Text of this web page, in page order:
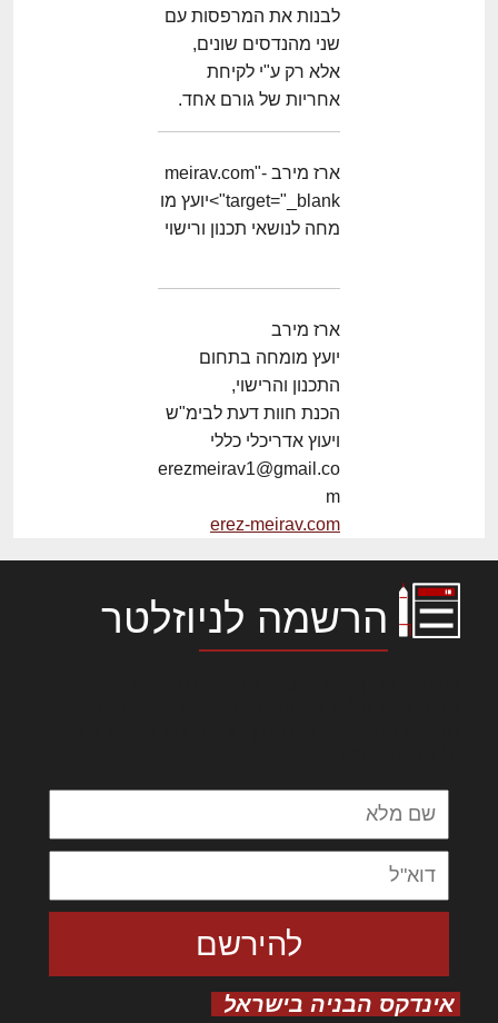
לבנות את המרפסות עם
שני מהנדסים שונים,
אלא רק ע"י לקיחת
אחריות של גורם אחד.
ארז מירב -meirav.com"
target="_blank">יועץ מו
מחה לנושאי תכנון ורישוי
ארז מירב
יועץ מומחה בתחום
התכנון והרישוי,
הכנת חוות דעת לבימ"ש
ויעוץ אדריכלי כללי
erezmeirav1@gmail.co
m
erez-meirav.com
הרשמה לניוזלטר
אינדקס הבניה בישראל